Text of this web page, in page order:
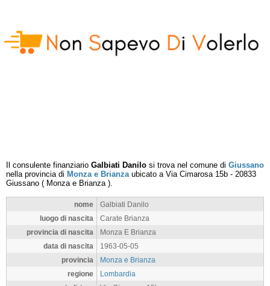
Il consulente finanziario Galbiati Danilo si trova nel comune di Giussano
nella provincia di Monza e Brianzaubicato a Via Cimarosa 15b - 20833
Giussano ( Monza e Brianza).
nome
Galbiati Danilo
luogo di nascita
Carate Brianza
provincia di nascita
Monza E Brianza
data di nascita
1963-05-05
provincia
Monza e Brianza
regione
Lombardia